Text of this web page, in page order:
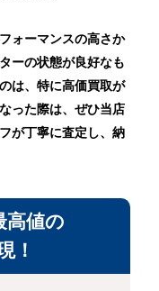
ォーマンスの高さか
ーの状態が良好なも
は、特に高価買取が
った際は、ぜひ当店
が丁寧に査定し、納
高値の
！